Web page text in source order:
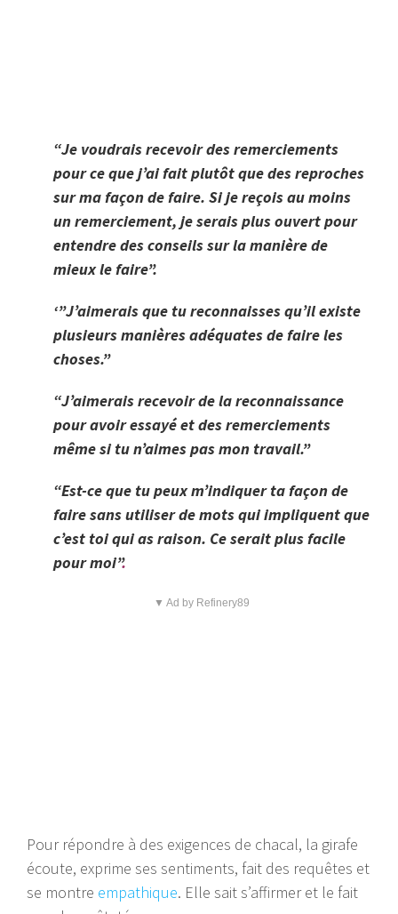
“Je voudrais recevoir des remerciements
pour ce que j’ai fait plutôt que des reproches
sur ma façon de faire. Si je reçois au moins
un remerciement, je serais plus ouvert pour
entendre des conseils sur la manière de
mieux le faire”.
‘”J’aimerais que tu reconnaisses qu’il existe
plusieurs manières adéquates de faire les
choses.”
“J’aimerais recevoir de la reconnaissance
pour avoir essayé et des remerciements
même si tu n’aimes pas mon travail.”
“Est-ce que tu peux m’indiquer ta façon de
faire sans utiliser de mots qui impliquent que
c’est toi qui as raison. Ce serait plus facile
pour moi”.
▼ Ad by Refinery89
Pour répondre à des exigences de chacal, la girafe
écoute, exprime ses sentiments, fait des requêtes et
se montre empathique. Elle sait s’affirmer et le fait